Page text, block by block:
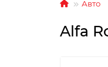
Авто
Alfa